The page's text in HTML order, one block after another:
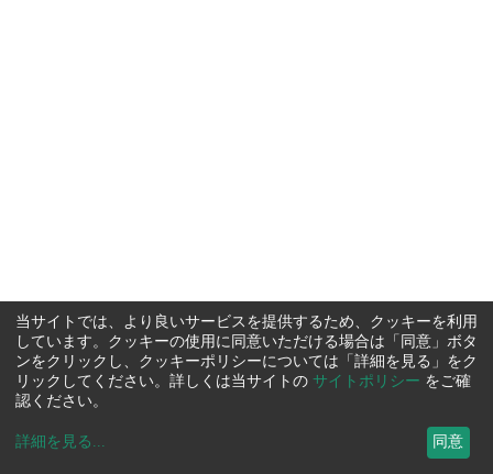
当サイトでは、より良いサービスを提供するため、クッキーを利用
しています。クッキーの使用に同意いただける場合は「同意」ボタ
ンをクリックし、クッキーポリシーについては「詳細を見る」をク
リックしてください。詳しくは当サイトの サイトポリシー をご確
認ください。
詳細を見る ... 同意